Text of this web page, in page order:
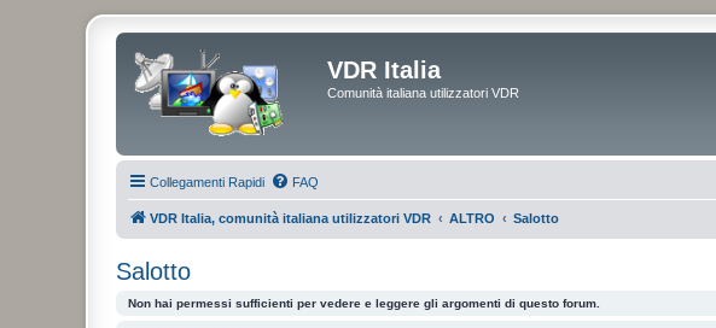
VDR Italia
Comunità italiana utilizzatori VDR
Collegamenti Rapidi FAQ
VDR Italia, comunità italiana utilizzatori VDR ALTRO Salotto
Salotto
Non hai permessi sufficienti per vedere e leggere gli argomenti di questo forum.